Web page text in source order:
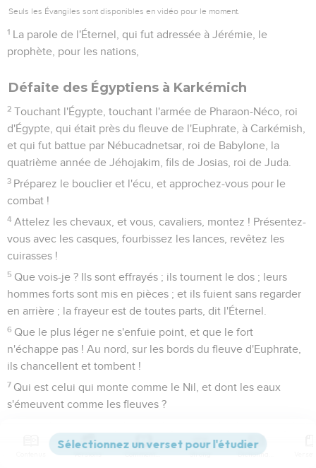
Seuls les Évangiles sont disponibles en vidéo pour le moment.
1 La parole de l'Éternel, qui fut adressée à Jérémie, le
prophète, pour les nations,
Défaite des Égyptiens à Karkémich
2 Touchant l'Égypte, touchant l'armée de Pharaon-Néco, roi
d'Égypte, qui était près du fleuve de l'Euphrate, à Carkémish,
et qui fut battue par Nébucadnetsar, roi de Babylone, la
quatrième année de Jéhojakim, fils de Josias, roi de Juda.
3 Préparez le bouclier et l'écu, et approchez-vous pour le
combat !
4 Attelez les chevaux, et vous, cavaliers, montez ! Présentez-
vous avec les casques, fourbissez les lances, revêtez les
cuirasses !
5 Que vois-je ? Ils sont effrayés ; ils tournent le dos ; leurs
hommes forts sont mis en pièces ; et ils fuient sans regarder
en arrière ; la frayeur est de toutes parts, dit l'Éternel.
6 Que le plus léger ne s'enfuie point, et que le fort
n'échappe pas ! Au nord, sur les bords du fleuve d'Euphrate,
ils chancellent et tombent !
7 Qui est celui qui monte comme le Nil, et dont les eaux
s'émeuvent comme les fleuves ?
s'émeuvent comme les fleuves ; elle dit : "Je monterai ; je
couvrirai la terre ; je détruirai les villes et ceux qui y
Versions Commentaires Strong